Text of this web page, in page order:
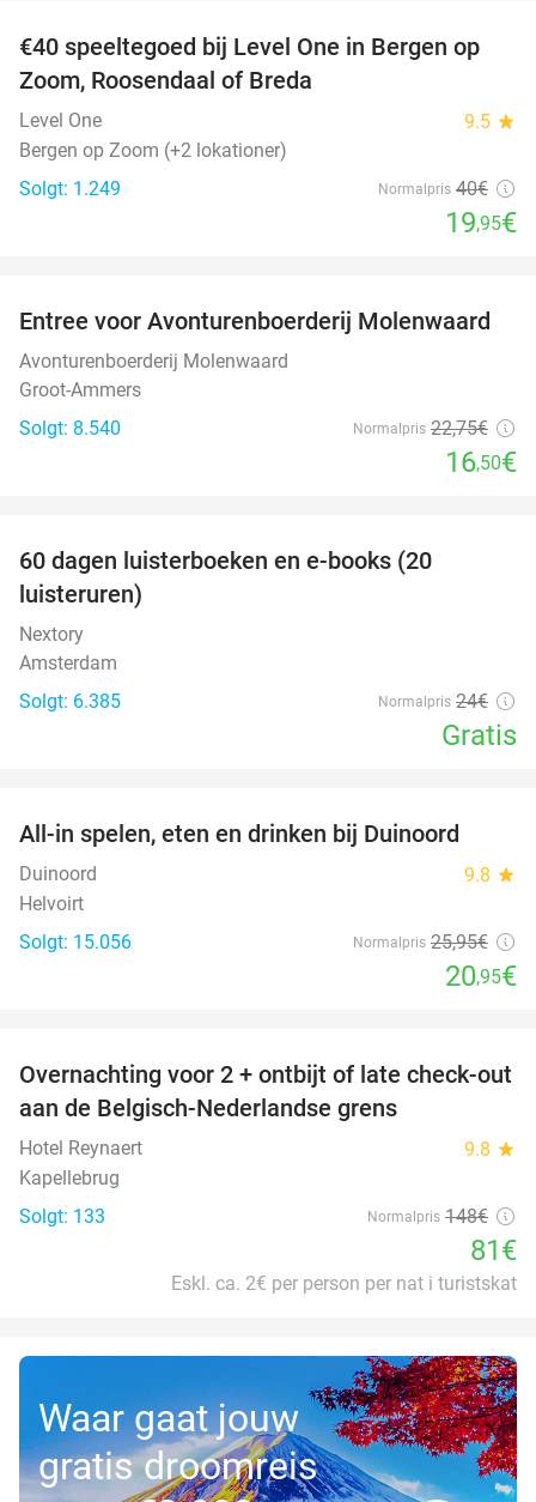
50%
€40 speeltegoed bij Level One in Bergen op
Zoom, Roosendaal of Breda
Level One 9.5 star
Bergen op Zoom (+2 lokationer)
Solgt: 1.249
Normalpris 40€
19,95€
27%
Entree voor Avonturenboerderij Molenwaard
Avonturenboerderij Molenwaard
Groot-Ammers
Solgt: 8.540
Normalpris 22,75€
16,50€
60 dagen luisterboeken en e-books (20
luisteruren)
Nextory
Amsterdam
Solgt: 6.385
Normalpris 24€
Gratis
All-in spelen, eten en drinken bij Duinoord
Duinoord 9.8 star
Helvoirt
Solgt: 15.056
Normalpris 25,95€
20,95€
45%
Overnachting voor 2 + ontbijt of late check-out
aan de Belgisch-Nederlandse grens
Hotel Reynaert 9.8 star
Kapellebrug
Solgt: 133
Normalpris 148€
81€
Eskl. ca. 2€ per person per nat i turistskat
Waar gaat jouw
gratis droomreis